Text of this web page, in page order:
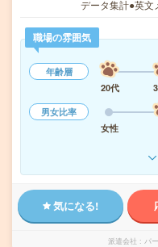
データ集計●英
職場の雰囲気
年齢層
20代
男女比率
女性
気になる!
派遣会社 パ